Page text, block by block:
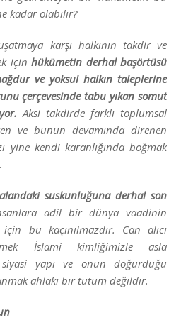
kadar olabilir?
karşı halkının takdir ve
için hükümetin derhal başörtüsü
ve yoksul halkın taleplerine
çerçevesinde tabu yıkan somut
Aksi takdirde farklı toplumsal
ve bunun devamında direnen
yine kendi karanlığında boğmak
suskunluğuna derhal son
adil bir dünya vaadinin
bu kaçınılmazdır. Can alıcı
İslami kimliğimizle asla
siyasi yapı ve onun doğurduğu
ahlaki bir tutum değildir.